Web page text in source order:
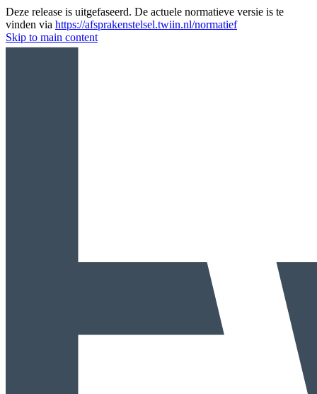
Deze release is uitgefaseerd. De actuele normatieve versie is te
vinden via https://afsprakenstelsel.twiin.nl/normatief
Skip to main content